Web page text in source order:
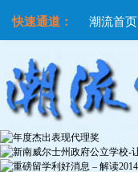
快速通道： 潮流首页